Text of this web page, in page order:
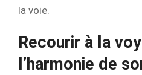
la voie.
Recourir à la
l’harmonie de